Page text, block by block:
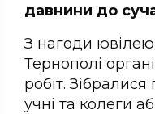
давнини до
З нагоди
Тернополі
робіт. Зібралися
учні та колеги